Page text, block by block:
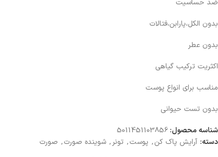
ضد حساسیت
بدون الکل،پارابن،فتالات
بدون عطر
اکثریت ترکیب گیاهی
مناسب برای انواع پوست
بدون تست حیوانی
شناسه محصول: 5011451103856
دسته: آرایش پاک کن, پوست, تونر, شوینده صورت, صورت